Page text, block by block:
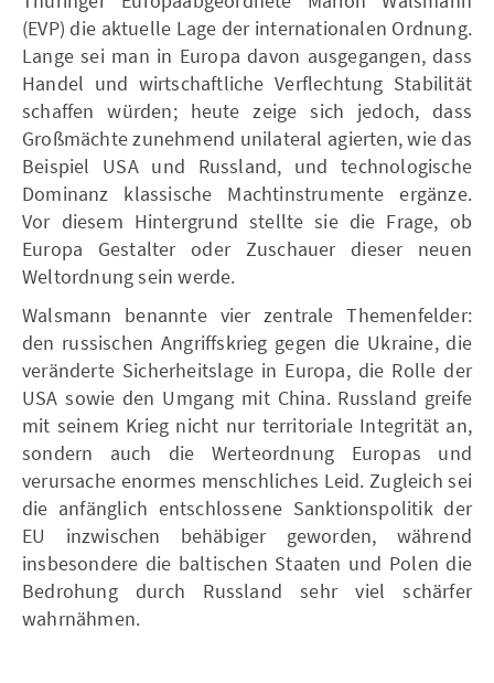
(EVP) die aktuelle Lage der internationalen Ordnung.
Lange sei man in Europa davon ausgegangen, dass
Handel und wirtschaftliche Verflechtung Stabilität
schaffen würden; heute zeige sich jedoch, dass
Großmächte zunehmend unilateral agierten, wie das
Beispiel USA und Russland, und technologische
Dominanz klassische Machtinstrumente ergänze.
Vor diesem Hintergrund stellte sie die Frage, ob
Europa Gestalter oder Zuschauer dieser neuen
Weltordnung sein werde.
Walsmann benannte vier zentrale Themenfelder:
den russischen Angriffskrieg gegen die Ukraine, die
veränderte Sicherheitslage in Europa, die Rolle der
USA sowie den Umgang mit China. Russland greife
mit seinem Krieg nicht nur territoriale Integrität an,
sondern auch die Werteordnung Europas und
verursache enormes menschliches Leid. Zugleich sei
die anfänglich entschlossene Sanktionspolitik der
EU inzwischen behäbiger geworden, während
insbesondere die baltischen Staaten und Polen die
Bedrohung durch Russland sehr viel schärfer
wahrnähmen.